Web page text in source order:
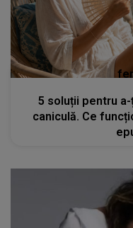
5 soluții pentru
caniculă. Ce